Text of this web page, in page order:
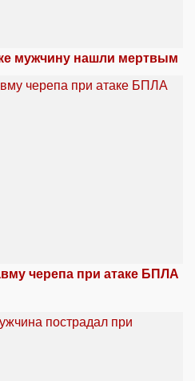
мужчину нашли мертвым
черепа при атаке БПЛА